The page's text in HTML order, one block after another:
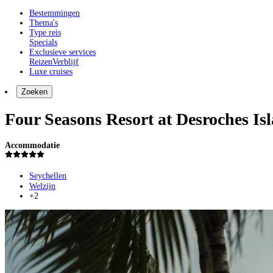
Bestemmingen
Thema's
Type reis
Specials
Exclusieve services
ReizenVerblijf
Luxe cruises
Zoeken
Four Seasons Resort at Desroches
Accommodatie
Seychellen
Welzijn
+2